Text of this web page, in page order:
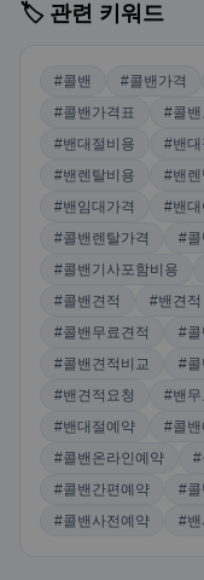
🏷️ 관련 키워드
#콜밴 #콜밴가격
#콜밴가격표
#콜밴
#밴대절비용
#밴대
#밴렌탈비용
#밴렌
#밴임대가격
#밴대
#콜밴렌탈가격
#콜
#콜밴기사포함비용
#콜밴견적
#밴견적
#콜밴무료견적
#콜
#콜밴견적비교
#콜
#밴견적요청
#밴무
#밴대절예약
#콜밴
#콜밴온라인예약
#
#콜밴간편예약
#
#콜밴사전예약
#